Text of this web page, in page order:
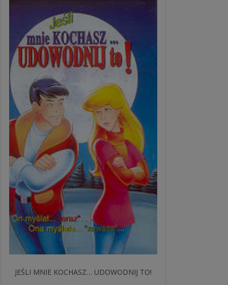
JEŚLI MNIE KOCHASZ… UDOWODNIJ TO!